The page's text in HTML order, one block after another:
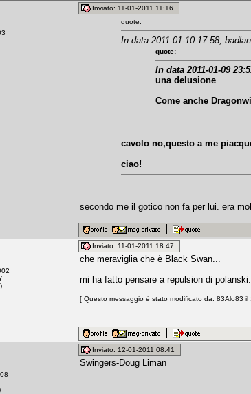
Inviato: 11-01-2011 11:16
quote:
In data 2011-01-10 17:58,
quote:
In data 2011-01-09
una delusione
Come anche
cavolo no,questo a me
ciao!
secondo me il gotico non fa per lui. era
Inviato: 11-01-2011 18:47
che meraviglia che è Black Swan...
mi ha fatto pensare a repulsion di
[ Questo messaggio è stato modificato da: 83Alo83 il
Inviato: 12-01-2011 08:41
Swingers-Doug Liman